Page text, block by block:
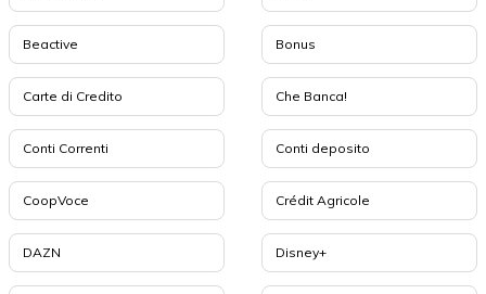
Beactive Bonus
Carte di Credito Che Banca!
Conti Correnti Conti deposito
CoopVoce Crédit Agricole
DAZN Disney+